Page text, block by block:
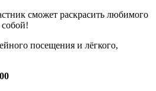
сможет раскрасить любимого
собой!
посещения и лёгкого,